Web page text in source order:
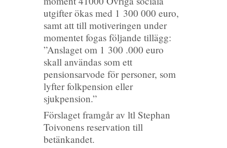
utgifter ökas med 1 300 000 euro,
samt att till motiveringen under
momentet fogas följande tillägg:
”Anslaget om 1 300 .000 euro
skall användas som ett
pensionsarvode för personer, som
lyfter folkpension eller
sjukpension.”
Förslaget framgår av ltl Stephan
Toivonens reservation till
betänkandet.